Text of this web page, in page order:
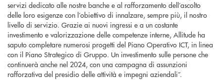
servizi dedicato alle nostre banche e al rafforzamento dell’ascolto
delle loro esigenze con l’obiettivo di innalzare, sempre più, il nostro
livello di servizio. Grazie ai nuovi ingressi e a un costante
investimento e valorizzazione delle competenze interne, Allitude ha
saputo completare numerosi progetti del Piano Operativo ICT, in linea
con il Piano Strategico di Gruppo. Un investimento sulle persone che
continuerà anche nel 2024, con una campagna di assunzioni
rafforzativa del presidio delle attività e impegni aziendali”.